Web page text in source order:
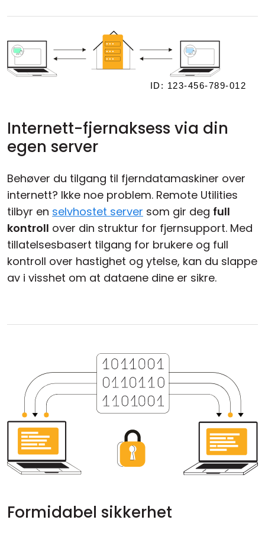
Internett-fjernaksess via din
egen server
Behøver du tilgang til fjerndatamaskiner over
internett? Ikke noe problem. Remote Utilities
tilbyr en selvhostet server som gir deg full
kontroll over din struktur for fjernsupport. Med
tillatelsesbasert tilgang for brukere og full
kontroll over hastighet og ytelse, kan du slappe
av i visshet om at dataene dine er sikre.
Formidabel sikkerhet